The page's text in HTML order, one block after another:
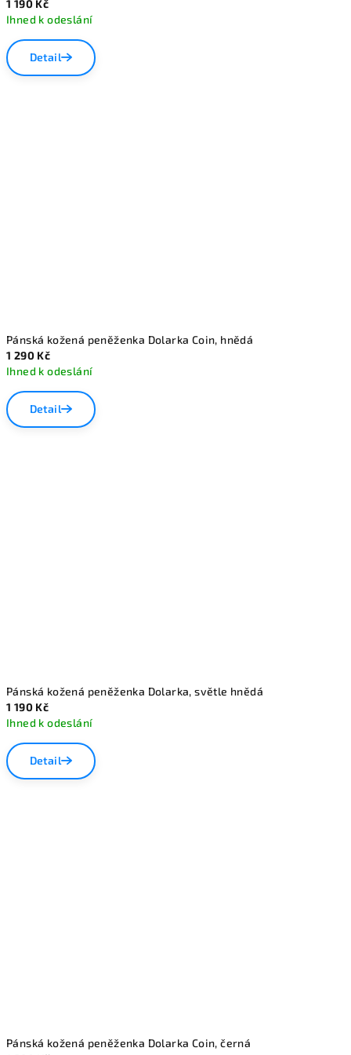
1 190 Kč
Ihned k odeslání
Detail
Pánská kožená peněženka Dolarka Coin, hnědá
1 290 Kč
Ihned k odeslání
Detail
Pánská kožená peněženka Dolarka, světle hnědá
1 190 Kč
Ihned k odeslání
Detail
Pánská kožená peněženka Dolarka Coin, černá